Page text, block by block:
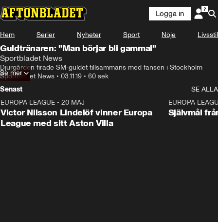
Logga in
Hem Serier Nyheter Sport Nöje Livsstil
Guldtränaren: ”Man börjar bli gammal”
Sportbladet News
Djurgården firade SM-guldet tillsammans med fansen i Stockholm
Sportbladet News • 03.11.19 • 60 sek
Se mer
Senast
SE ALLA
EUROPA LEAGUE • 20 MAJ
Victor Nilsson Lindelöf vinner Europa
League med sitt Aston Villa
EUROPA
Självmål